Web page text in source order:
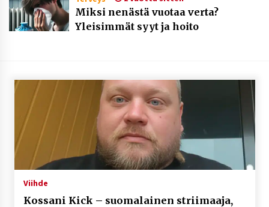
Miksi nenästä vuotaa verta?
Yleisimmät syyt ja hoito
Viihde
Kossani Kick – suomalainen striimaaja,